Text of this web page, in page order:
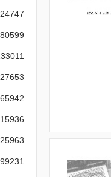
65942
15936
99231